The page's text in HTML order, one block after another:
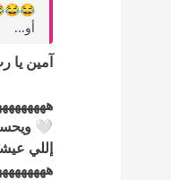
أو...
آمين
🤍
إللي